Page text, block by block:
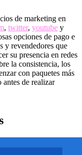
de marketing en
, twitter, youtube y
opciones de pago e
y revendedores que
su presencia en redes
la consistencia, los
con paquetes más
de realizar